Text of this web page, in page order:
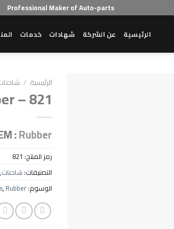
Professional Maker of Auto-parts
الرئيسية عن الشركة شهادات خدمات
الرئيسية /
– 821
:Rubber
رمز المنتج: 821
التصنيفات:شاحنات,
الوسوم:
, Rubber